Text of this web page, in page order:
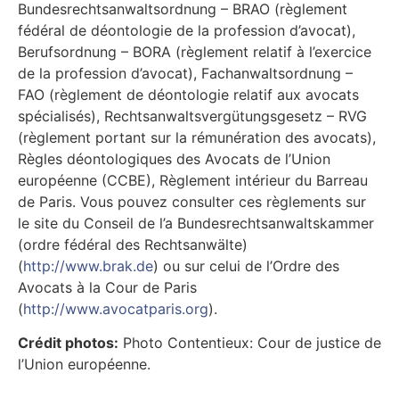
Bundesrechtsanwaltsordnung – BRAO (règlement
fédéral de déontologie de la profession d’avocat),
Berufsordnung – BORA (règlement relatif à l’exercice
de la profession d’avocat), Fachanwaltsordnung –
FAO (règlement de déontologie relatif aux avocats
spécialisés), Rechtsanwaltsvergütungsgesetz – RVG
(règlement portant sur la rémunération des avocats),
Règles déontologiques des Avocats de l’Union
européenne (CCBE), Règlement intérieur du Barreau
de Paris. Vous pouvez consulter ces règlements sur
le site du Conseil de l’a Bundesrechtsanwaltskammer
(ordre fédéral des Rechtsanwälte)
(http://www.brak.de) ou sur celui de l’Ordre des
Avocats à la Cour de Paris
(http://www.avocatparis.org).
Crédit photos: Photo Contentieux: Cour de justice de
l’Union européenne.